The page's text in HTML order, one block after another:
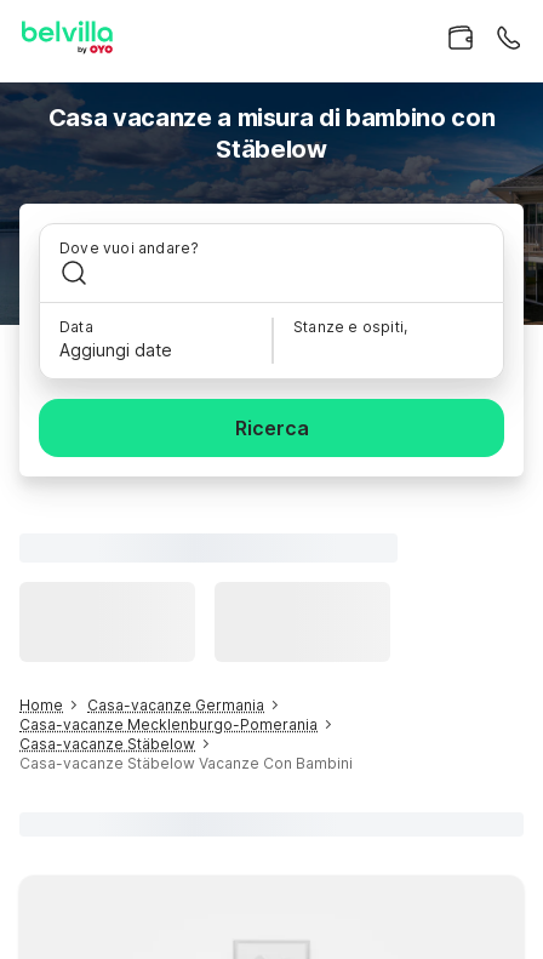
Casa vacanze a misura di bambino con
Stäbelow
Dove vuoi andare?
Data
Aggiungi date
Stanze e ospiti,
Ricerca
Home
Casa-vacanze Germania
Casa-vacanze Mecklenburgo-Pomerania
Casa-vacanze Stäbelow
Casa-vacanze Stäbelow Vacanze Con Bambini